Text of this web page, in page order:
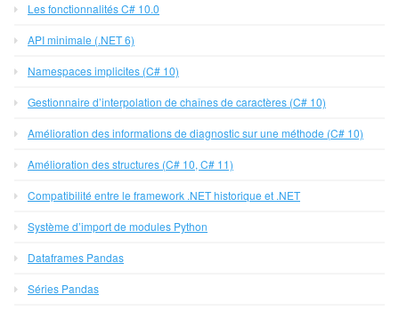
Les fonctionnalités C# 10.0
API minimale (.NET 6)
Namespaces implicites (C# 10)
Gestionnaire d’interpolation de chaînes de caractères (C# 10)
Amélioration des informations de diagnostic sur une méthode (C# 10)
Amélioration des structures (C# 10, C# 11)
Compatibilité entre le framework .NET historique et .NET
Système d’import de modules Python
Dataframes Pandas
Séries Pandas